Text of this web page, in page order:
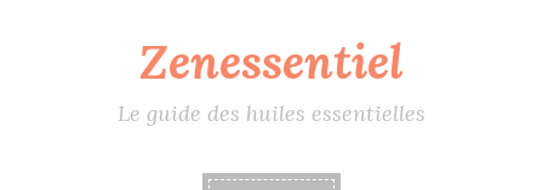
Zenessentiel
Le guide des huiles essentielles